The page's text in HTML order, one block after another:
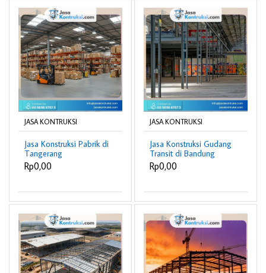
JASA KONTRUKSI
Jasa Konstruksi Pabrik di
Tangerang
Rp0,00
JASA KONTRUKSI
Jasa Konstruksi Gudang
Transit di Bandung
berpengalaman
Rp0,00